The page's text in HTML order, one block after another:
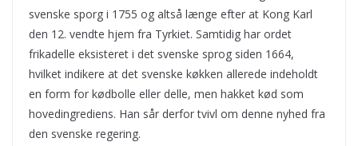
svenske sporg i 1755 og altså længe efter at Kong Karl
den 12. vendte hjem fra Tyrkiet. Samtidig har ordet
frikadelle eksisteret i det svenske sprog siden 1664,
hvilket indikere at det svenske køkken allerede indeholdt
en form for kødbolle eller delle, men hakket kød som
hovedingrediens. Han sår derfor tvivl om denne nyhed fra
den svenske regering.